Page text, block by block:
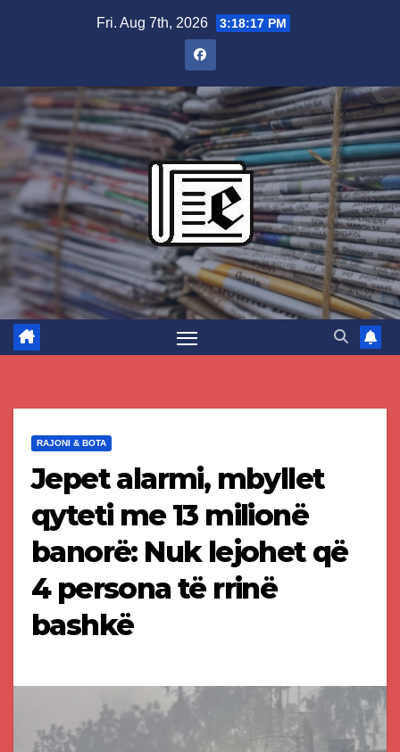
Fri. Aug 7th, 2026 3:18:17 PM
RAJONI & BOTA
Jepet alarmi, mbyllet
qyteti me 13 milionë
banorë: Nuk lejohet që
4 persona të rrinë
bashkë